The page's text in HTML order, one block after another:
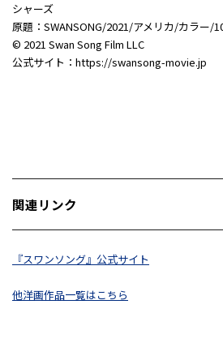
シャーズ
原題：SWANSONG/2021/アメリカ/カラー/
© 2021 Swan Song Film LLC
公式サイト：https://swansong-movie.jp
関連リンク
『スワンソング』公式サイト
他洋画作品一覧はこちら